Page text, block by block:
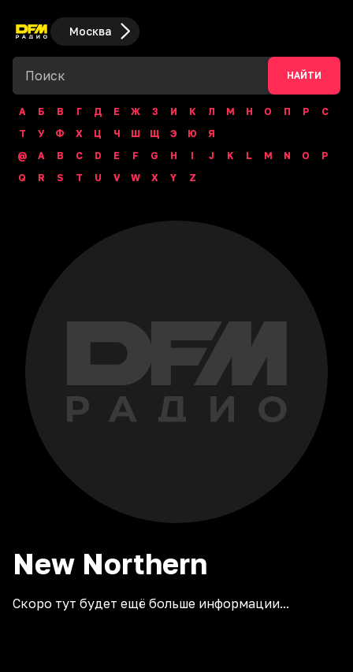
Москва
НАЙТИ
А Б В Г Д Е Ж З И К Л М Н О П Р
С
Т
У Ф Х Ц Ч Ш Щ Э Ю
Я
@
A B C D E F G H I J K L M N O
P
Q
R S T U V W X Y Z
New Northern
Скоро тут будет ещё больше информации...